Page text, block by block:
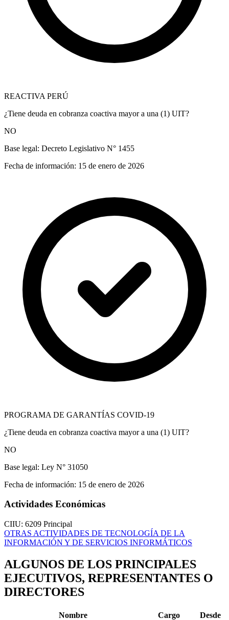
REACTIVA PERÚ
¿Tiene deuda en cobranza coactiva mayor a una (1) UIT?
NO
Base legal: Decreto Legislativo N° 1455
Fecha de información: 15 de enero de 2026
PROGRAMA DE GARANTÍAS COVID-19
¿Tiene deuda en cobranza coactiva mayor a una (1) UIT?
NO
Base legal: Ley N° 31050
Fecha de información: 15 de enero de 2026
Actividades Económicas
CIIU: 6209 Principal
OTRAS ACTIVIDADES DE TECNOLOGÍA DE LA
INFORMACIÓN Y DE SERVICIOS INFORMÁTICOS
ALGUNOS DE LOS PRINCIPALES
EJECUTIVOS, REPRESENTANTES O
DIRECTORES
Nombre Cargo Desde